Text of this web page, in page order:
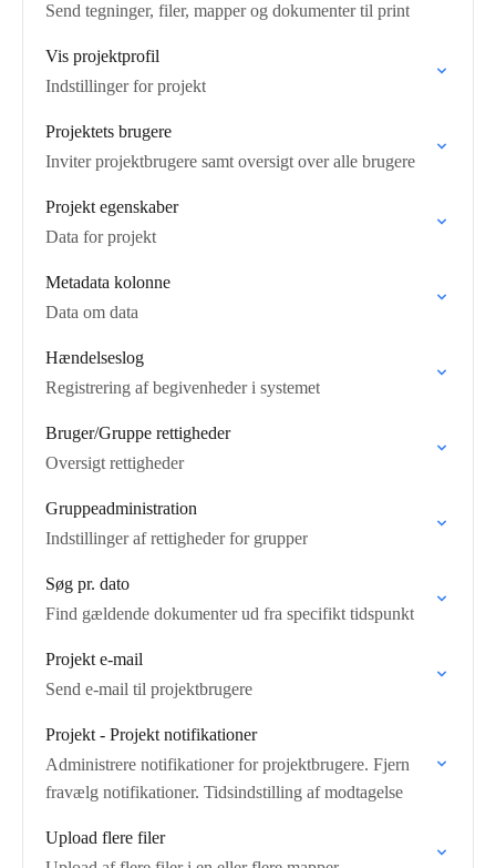
Send tegninger, filer, mapper og dokumenter til print
Vis projektprofil
Indstillinger for projekt
Projektets brugere
Inviter projektbrugere samt oversigt over alle brugere
Projekt egenskaber
Data for projekt
Metadata kolonne
Data om data
Hændelseslog
Registrering af begivenheder i systemet
Bruger/Gruppe rettigheder
Oversigt rettigheder
Gruppeadministration
Indstillinger af rettigheder for grupper
Søg pr. dato
Find gældende dokumenter ud fra specifikt tidspunkt
Projekt e-mail
Send e-mail til projektbrugere
Projekt - Projekt notifikationer
Administrere notifikationer for projektbrugere. Fjern
fravælg notifikationer. Tidsindstilling af modtagelse
Upload flere filer